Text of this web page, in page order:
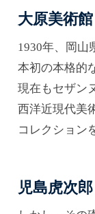
大原美術館
1930年、岡山
本初の本格的
現在もセザン
西洋近現代美
コレクション
児島虎次